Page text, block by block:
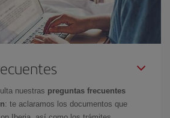
nuestras preguntas frecuentes
: te aclaramos los documentos que